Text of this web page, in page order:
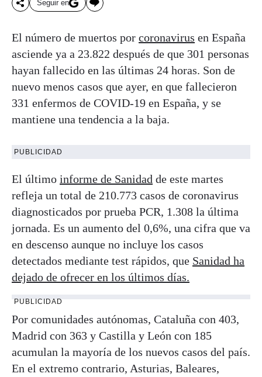
Seguir en
El número de muertos por coronavirus en España
asciende ya a 23.822 después de que 301 personas
hayan fallecido en las últimas 24 horas. Son de
nuevo menos casos que ayer, en que fallecieron
331 enfermos de COVID-19 en España, y se
mantiene una tendencia a la baja.
PUBLICIDAD
El último informe de Sanidad de este martes
refleja un total de 210.773 casos de coronavirus
diagnosticados por prueba PCR, 1.308 la última
jornada. Es un aumento del 0,6%, una cifra que va
en descenso aunque no incluye los casos
detectados mediante test rápidos, que Sanidad ha
dejado de ofrecer en los últimos días.
PUBLICIDAD
Por comunidades autónomas, Cataluña con 403,
Madrid con 363 y Castilla y León con 185
acumulan la mayoría de los nuevos casos del país.
En el extremo contrario, Asturias, Baleares,